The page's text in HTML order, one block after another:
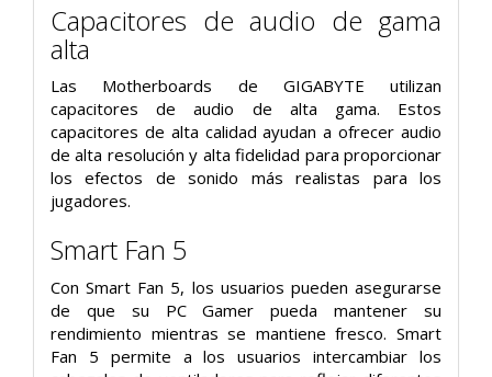
Capacitores de audio de gama
alta
Las Motherboards de GIGABYTE utilizan
capacitores de audio de alta gama. Estos
capacitores de alta calidad ayudan a ofrecer audio
de alta resolución y alta fidelidad para proporcionar
los efectos de sonido más realistas para los
jugadores.
Smart Fan 5
Con Smart Fan 5, los usuarios pueden asegurarse
de que su PC Gamer pueda mantener su
rendimiento mientras se mantiene fresco. Smart
Fan 5 permite a los usuarios intercambiar los